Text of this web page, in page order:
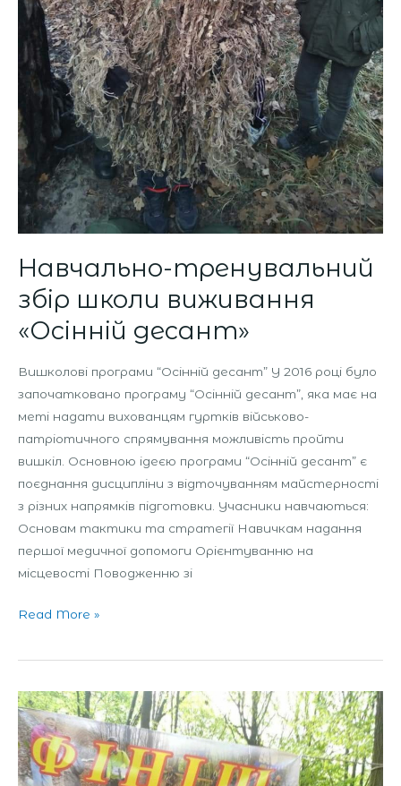
Навчально-тренувальний
збір школи виживання
«Осінній десант»
Вишколові програми “Осінній десант” У 2016 році було
започатковано програму “Осінній десант”, яка має на
меті надати вихованцям гуртків військово-
патріотичного спрямування можливість пройти
вишкіл. Основною ідеєю програми “Осінній десант” є
поєднання дисципліни з відточуванням майстерності
з різних напрямків підготовки. Учасники навчаються:
Основам тактики та стратегії Навичкам надання
першої медичної допомоги Орієнтуванню на
місцевості Поводженню зі
Read More »
Чемпіонат
міста
Києва
з